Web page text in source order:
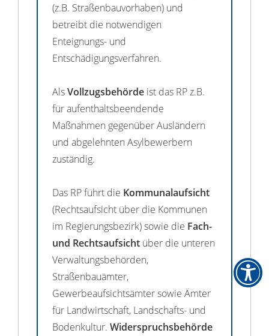
(z.B. Straßenbauvorhaben) und
betreibt die notwendigen
Enteignungs- und
Entschädigungsverfahren.
AlsVollzugsbehörde ist das RP z.B.
für aufenthaltsbeendende
Maßnahmen gegenüber Ausländern
und abgelehnten Asylbewerbern
zuständig.
Das RP führt die Kommunalaufsicht
(Rechtsaufsicht über die Kommunen
im Regierungsbezirk) sowie die Fach-
und Rechtsaufsicht über die unteren
Verwaltungsbehörden,
Straßenbauämter,
Gewerbeaufsichtsämter sowie Ämter
für Landwirtschaft, Landschafts- und
Bodenkultur. Widerspruchsbehörde